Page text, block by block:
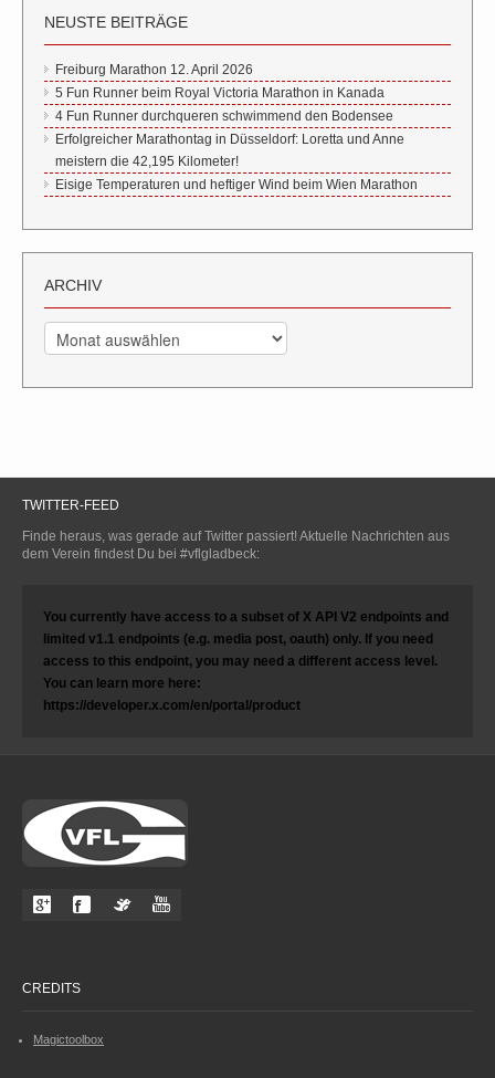
NEUSTE BEITRÄGE
Freiburg Marathon 12. April 2026
5 Fun Runner beim Royal Victoria Marathon in Kanada
4 Fun Runner durchqueren schwimmend den Bodensee
Erfolgreicher Marathontag in Düsseldorf: Loretta und Anne
meistern die 42,195 Kilometer!
Eisige Temperaturen und heftiger Wind beim Wien Marathon
ARCHIV
Archiv
TWITTER-FEED
Finde heraus, was gerade auf Twitter passiert! Aktuelle Nachrichten aus
dem Verein findest Du bei #vflgladbeck:
You currently have access to a subset of X API V2 endpoints and
limited v1.1 endpoints (e.g. media post, oauth) only. If you need
access to this endpoint, you may need a different access level.
You can learn more here:
https://developer.x.com/en/portal/product
CREDITS
Magictoolbox